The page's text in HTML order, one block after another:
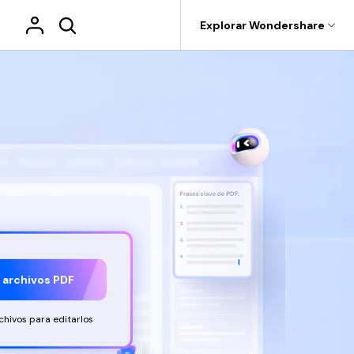
de archivos perdidos.
de móvil a móvil.
de control parental.
Afiliados
Quiénes somos
Sala de prensa
Soporte
Tienda Explorar Wondershare
Imagen a imagen
Traducir PDF
Chat con PDF
Lector de PDF
Reescribir PDF
PDF
para editarlos
para editarlos